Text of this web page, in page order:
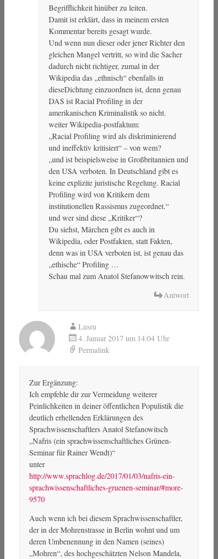
Begrifflichkeit hinüber zu leiten.
Damit ist erklärt, dass in meinem ersten
Kommentar bereits gesagt wurde.
Und wenn nun dieser oder jener Richter den
gleichen Mangel vertritt, so wird die Sacher
dadurch nicht richtiger, zumal in der
Wikipedia das „ethnisch“ ebenfalls in
dieseDichtung einzuordnen ist, denn genau
DAS ist Racial Profiling in der
amerikanischen Kriminalistik so nicht.
weiter Wikipedia-postfaktum:
„Racial Profiling wird als diskriminierend
und ineffektiv kritisiert“ – von wem?
„und ist beispielsweise in Großbritannien und
den USA verboten. In Deutschland gibt es
keine explizite juristische Regelung. Racial
Profiling wird von Kritikern dem
institutionellen Rassismus zugeordnet.“
und wer sind diese „Kritiker“?
Du siehst, Märchen gibt es auch in
Wikipedia, oder Postfakten, statt Fakten,
denn was in USA verboten ist, ist genau das
„ethische“ Profiling …
Schau mal zum Anatol Stefanowwitsch rein.
Antwort
Lusru
4. Januar 2017 um 14:04 Uhr
Permalink
Zur Ergänzung:
Ich empfehle dir zur Vermeidung weiterer
Peinlichkeiten in deiner öffentlichen Populistik die
deutlich erhellenden Erklärungen des
Sprachwissenschaftlers Anatol Stefanowitsch
„Nafris (ein sprachwissenschaftliches Grünen-
Seminar für Rainer Wendt)“
unter
http://www.sprachlog.de/2017/01/03/nafris-ein-
sprachwissenschaftliches-gruenen-seminar/#more-
9570
Auch wenn ich bei diesem Sprachwissenschaftler,
der in der Mohrenstrasse in Berlin wohnt und um
deren Umbenennung in den Namen (seines)
„Mohren“, des hochgeschätzten Nelson Mandela,